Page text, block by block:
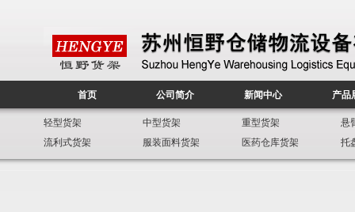
首页 公司简介 新闻中心 产品
轻型货架 中型货架 重型货架
悬
流利式货架
服装面料货架 医药仓库货架 托